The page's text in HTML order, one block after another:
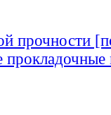
прочности
прокладочные